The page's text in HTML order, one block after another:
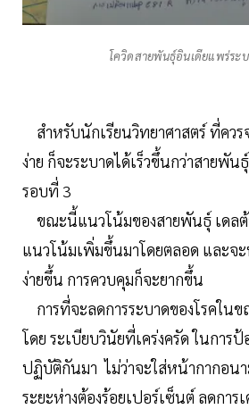
โควิดสายพันธุ์อินเดียแพร่ระบ
สำหรับนักเรียนวิทยาศาสตร์ ที่ควร
ง่าย ก็จะระบาดได้เร็วขึ้นกว่าสายพั
รอบที่ 3
ขณะนี้แนวโน้มของสายพันธุ์ เดลต้
แนวโน้มเพิ่มขึ้นมาโดยตลอด และจะ
ง่ายขึ้น การควบคุมก็จะยากขึ้น
การที่จะลดการระบาดของโรคใน
โดย ระเบียบวินัยที่เคร่งครัด ในการ
ปฏิบัติกันมา ไม่ว่าจะใส่หน้ากากอน
ระยะห่างต้องร้อยเปอร์เซ็นต์ ลดการ